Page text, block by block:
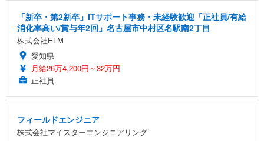
「新卒・第2新卒」ITサポート事務・未経験歓迎「正社員/有給
消化率高い/賞与年2回」名古屋市中村区名駅南2丁目
株式会社ELM
愛知県
月給26万4,200円～32万円
正社員
フィールドエンジニア
株式会社マイスターエンジニアリング